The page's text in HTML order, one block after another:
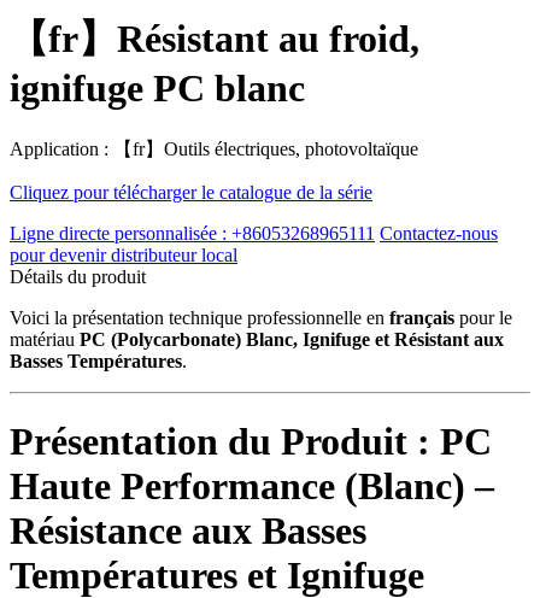
【fr】Résistant au froid,
ignifuge PC blanc
Application : 【fr】Outils électriques, photovoltaïque
Cliquez pour télécharger le catalogue de la série
Ligne directe personnalisée : +86053268965111 Contactez-nous
pour devenir distributeur local
Détails du produit
Voici la présentation technique professionnelle en français pour le
matériau PC (Polycarbonate) Blanc, Ignifuge et Résistant aux
Basses Températures.
Présentation du Produit : PC
Haute Performance (Blanc) –
Résistance aux Basses
Températures et Ignifuge